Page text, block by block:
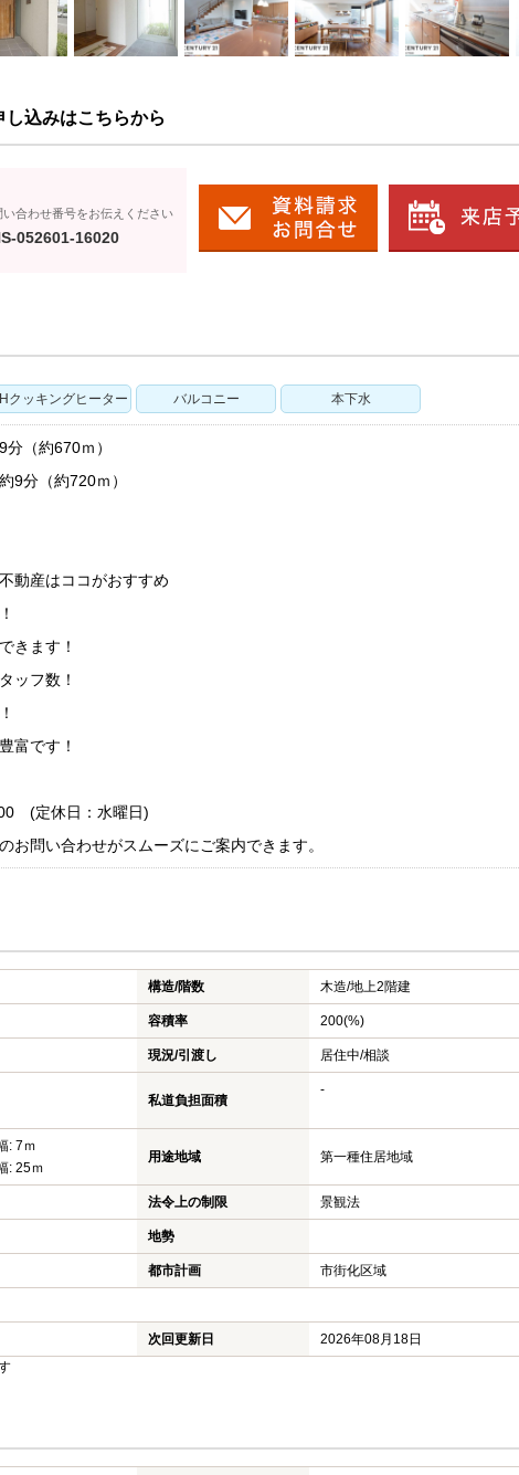
込みはこちらから
い合わせ番号をお伝えください
052601-16020
IHクッキングヒーター バルコニー 本下水
（約670ｍ）
9分（約720ｍ）
動産はココがおすすめ
きます！
ッフ数！
富です！
(定休日：水曜日)
お問い合わせがスムーズにご案内できます。
構造/階数 木造/地上2階建
容積率 200(%)
現況/引渡し 居住中/相談
私道負担面積
-
: 7ｍ
: 25ｍ
用途地域 第一種住居地域
法令上の制限 景観法
地勢
都市計画 市街化区域
次回更新日
2026年08月18日